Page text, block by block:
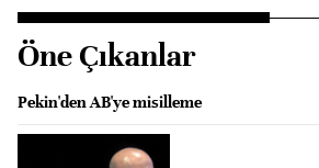
Öne Çıkanlar
Pekin'den AB'ye misilleme